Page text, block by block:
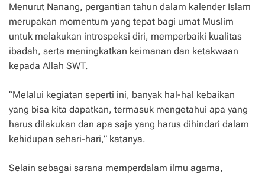
Menurut Nanang, pergantian tahun dalam kalender Islam
merupakan momentum yang tepat bagi umat Muslim
untuk melakukan introspeksi diri, memperbaiki kualitas
ibadah, serta meningkatkan keimanan dan ketakwaan
kepada Allah SWT.
“Melalui kegiatan seperti ini, banyak hal-hal kebaikan
yang bisa kita dapatkan, termasuk mengetahui apa yang
harus dilakukan dan apa saja yang harus dihindari dalam
kehidupan sehari-hari,” katanya.
Selain sebagai sarana memperdalam ilmu agama,